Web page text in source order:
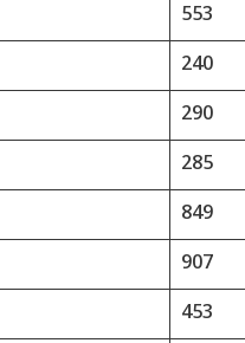
553
240
290
285
849
907
453